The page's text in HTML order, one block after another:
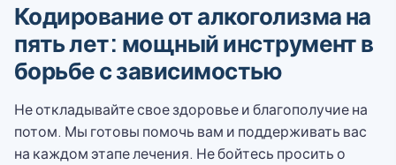
Кодирование от алкоголизма на
пять лет: мощный инструмент в
борьбе с зависимостью
Не откладывайте свое здоровье и благополучие на
потом. Мы готовы помочь вам и поддерживать вас
на каждом этапе лечения. Не бойтесь просить о